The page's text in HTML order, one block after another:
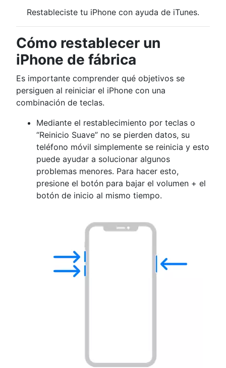
Restableciste tu iPhone con ayuda de iTunes.
Cómo restablecer un
iPhone de fábrica
Es importante comprender qué objetivos se
persiguen al reiniciar el iPhone con una
combinación de teclas.
Mediante el restablecimiento por teclas o
“Reinicio Suave” no se pierden datos, su
teléfono móvil simplemente se reinicia y esto
puede ayudar a solucionar algunos
problemas menores. Para hacer esto,
presione el botón para bajar el volumen + el
botón de inicio al mismo tiempo.